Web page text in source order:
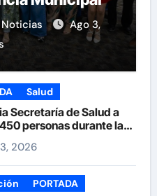
Ago 3,
Salud
Secretaría de Salud a
personas durante la
la Salud en la Plaza de
2026
PORTADA